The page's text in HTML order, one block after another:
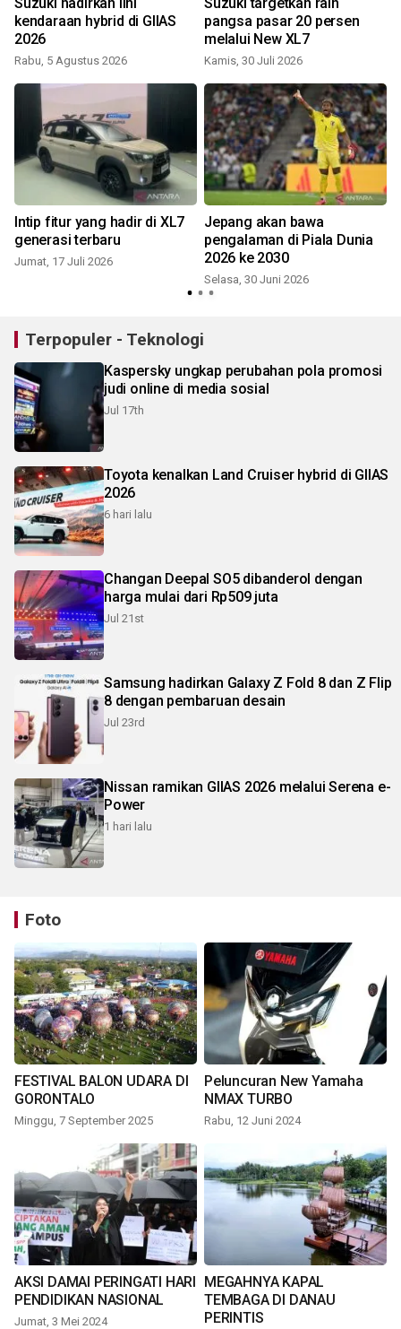
kendaraan hybrid di GIIAS
2026
Rabu, 5 Agustus 2026
pangsa pasar 20 persen
melalui New XL7
Kamis, 30 Juli 2026
Intip fitur yang hadir di XL7
generasi terbaru
Jumat, 17 Juli 2026
Jepang akan bawa
pengalaman di Piala Dunia
2026 ke 2030
Selasa, 30 Juni 2026
Terpopuler - Teknologi
Kaspersky ungkap perubahan pola promosi
judi online di media sosial
Jul 17th
Toyota kenalkan Land Cruiser hybrid di GIIAS
2026
6 hari lalu
Changan Deepal SO5 dibanderol dengan
harga mulai dari Rp509 juta
Jul 21st
Samsung hadirkan Galaxy Z Fold 8 dan Z Flip
8 dengan pembaruan desain
Jul 23rd
Nissan ramikan GIIAS 2026 melalui Serena e-
Power
1 hari lalu
Foto
FESTIVAL BALON UDARA DI
GORONTALO
Minggu, 7 September 2025
Peluncuran New Yamaha
NMAX TURBO
Rabu, 12 Juni 2024
AKSI DAMAI PERINGATI HARI
PENDIDIKAN NASIONAL
Jumat, 3 Mei 2024
MEGAHNYA KAPAL
TEMBAGA DI DANAU
PERINTIS